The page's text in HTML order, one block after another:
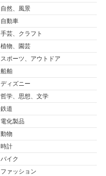
自然、風景
自動車
手芸、クラフト
植物、園芸
スポーツ、アウトドア
船舶
ディズニー
哲学、思想、文学
鉄道
電化製品
動物
時計
バイク
ファッション